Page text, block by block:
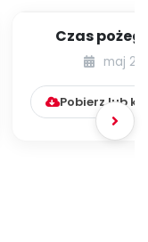
Czas
maj
Pobierz lub